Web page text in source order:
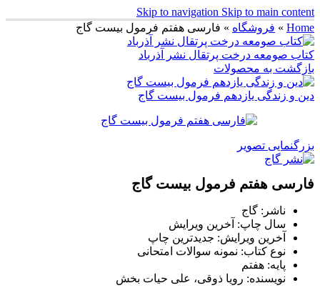
Skip to navigation Skip to main content
Home
» فروشگاه » فارسی هفتم فرمول بیست گاج
کتاب صومعه درخت پرتقال نشر آذرباد
بازگشت به محصولات
دین و زندگی یازدهم فرمول بیست گاج
بزرگنمایی تصویر
فارسی هفتم فرمول بیست گاج
ناشر: گاج
سال چاپ: آخرین ویرایش
آخرین ویرایش: جدیدترین چاپ
نوع کتاب: نمونه سوالات امتحانی
پایه: هفتم
نویسنده: رویا ذوقی، علی حیات بخش